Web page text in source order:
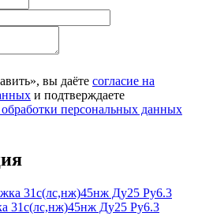
вы даёте согласие на
и подтверждаете
персональных данных
31с(лс,нж)45нж Ду25 Ру6.3